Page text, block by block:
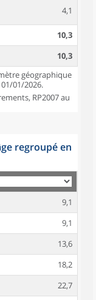
4,1
10,3
10,3
géographique
01/2026.
RP2007 au
regroupé en
9,1
9,1
13,6
18,2
22,7